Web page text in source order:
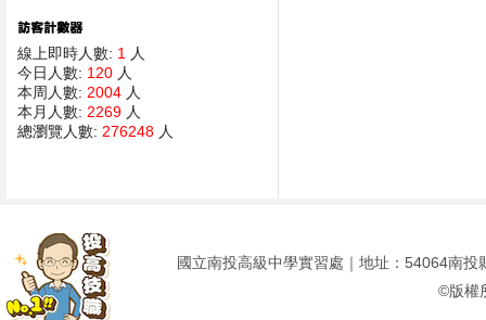
線上即時人數: 1
人
今日人數: 120 人
本周人數: 2004 人
本月人數: 2269 人
總瀏覽人數: 276248 人
國立南投高級中學實習處｜地址：54064南
©版權